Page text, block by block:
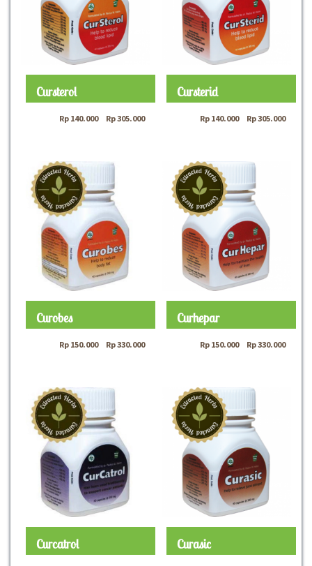
Cursterol
Rp 140.000– Rp305.000
Cursterid
Rp 140.000– Rp305.000
Curobes
Rp 150.000– Rp330.000
Curhepar
Rp 150.000– Rp330.000
Curcatrol Curasic